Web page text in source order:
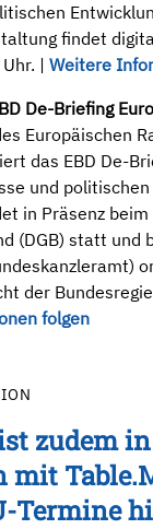
findet
| Weitere
De-Briefing
Europäischen
das EBD De-
und
in Präsenz beim
(DGB) statt und
der
folgen
zudem in
mit
Termine